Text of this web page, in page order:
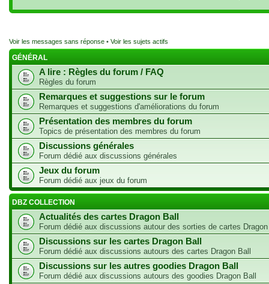
Voir les messages sans réponse • Voir les sujets actifs
GÉNÉRAL
A lire : Règles du forum / FAQ
Règles du forum
Remarques et suggestions sur le forum
Remarques et suggestions d'améliorations du forum
Présentation des membres du forum
Topics de présentation des membres du forum
Discussions générales
Forum dédié aux discussions générales
Jeux du forum
Forum dédié aux jeux du forum
DBZ COLLECTION
Actualités des cartes Dragon Ball
Forum dédié aux discussions autour des sorties de cartes
Discussions sur les cartes Dragon Ball
Forum dédié aux discussions autours des cartes Dragon Ball
Discussions sur les autres goodies Dragon Ball
Forum dédié aux discussions autours des goodies Dragon Ball